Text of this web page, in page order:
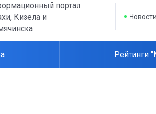
портал
Кизела и
Рейтинги